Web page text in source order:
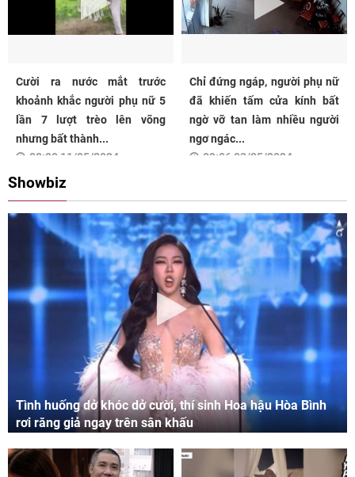
Cười ra nước mắt trước
khoảnh khắc người phụ nữ 5
lần 7 lượt trèo lên võng
nhưng bất thành...
08:00 11/05/2024
Chỉ đứng ngáp, người phụ nữ
đã khiến tấm cửa kính bất
ngờ vỡ tan làm nhiều người
ngơ ngác...
09:06 03/05/2024
Showbiz
Tình huống dở khóc dở cười, thí sinh Hoa hậu Hòa Bình
rơi răng giả ngay trên sân khấu